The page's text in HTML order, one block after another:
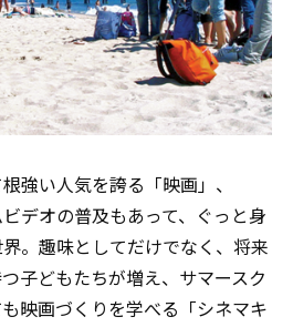
強い人気を誇る「映画」、
デオの普及もあって、ぐっと身
。趣味としてだけでなく、将来
子どもたちが増え、サマースク
映画づくりを学べる「シネマキ